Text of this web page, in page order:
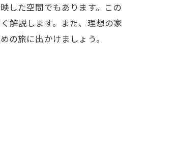
した空間でもあります。この
解説します。また、理想の家
旅に出かけましょう。